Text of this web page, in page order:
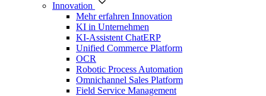
Innovation
Mehr erfahren Innovation
KI in Unternehmen
KI-Assistent ChatERP
Unified Commerce Platform
OCR
Robotic Process Automation
Omnichannel Sales Platform
Field Service Management